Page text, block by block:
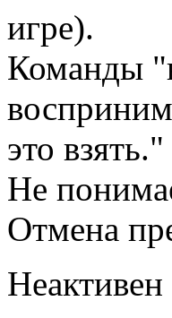
игре).
Команды
это
Не
Отмена
Неактивен